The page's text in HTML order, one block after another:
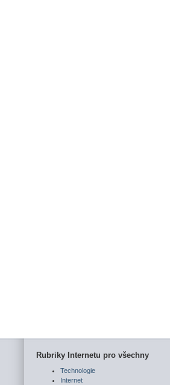
Rubriky Internetu pro všechny
Technologie
Internet